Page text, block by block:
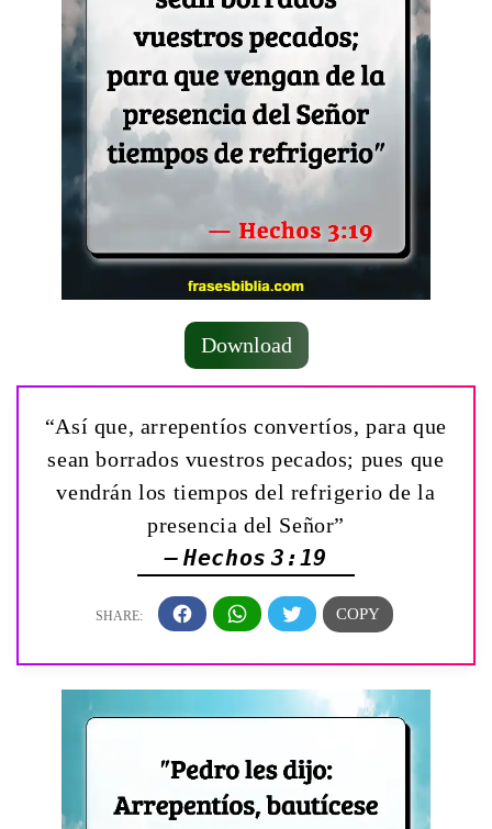
Download
“Así que, arrepentíos convertíos, para que
sean borrados vuestros pecados; pues que
vendrán los tiempos del refrigerio de la
presencia del Señor”
— Hechos 3:19